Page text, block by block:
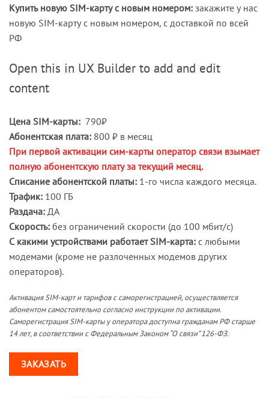
Купить новую SIM-карту с новым номером: закажите у нас
новую SIM-карту с новым номером, с доставкой по всей
РФ
Open this in UX Builder to add and edit
content
Цена SIM-карты: 790₽
Абонентская плата: 800 ₽ в месяц
При первой активации сим-карты оператор связи взымает
полную абонентскую плату за текущий месяц.
Списание абонентской платы: 1-го числа каждого месяца.
Трафик: 100 ГБ
Раздача: ДА
Скорость: без ограничений скорости (до 100 мбит/с)
С какими устройствами работает SIM-карта: с любыми
модемами (кроме не разлоченных модемов других
операторов).
Активация SIM-карт и тарифов с саморегистрацией, осуществляется
абонентом самостоятельно согласно инструкции по активации.
Саморегистрация SIM-карты у оператора доступна гражданам РФ старше
14 лет, в соответствии с Федеральным Законом “О связи” 126-ФЗ.
ЗАКАЗАТЬ